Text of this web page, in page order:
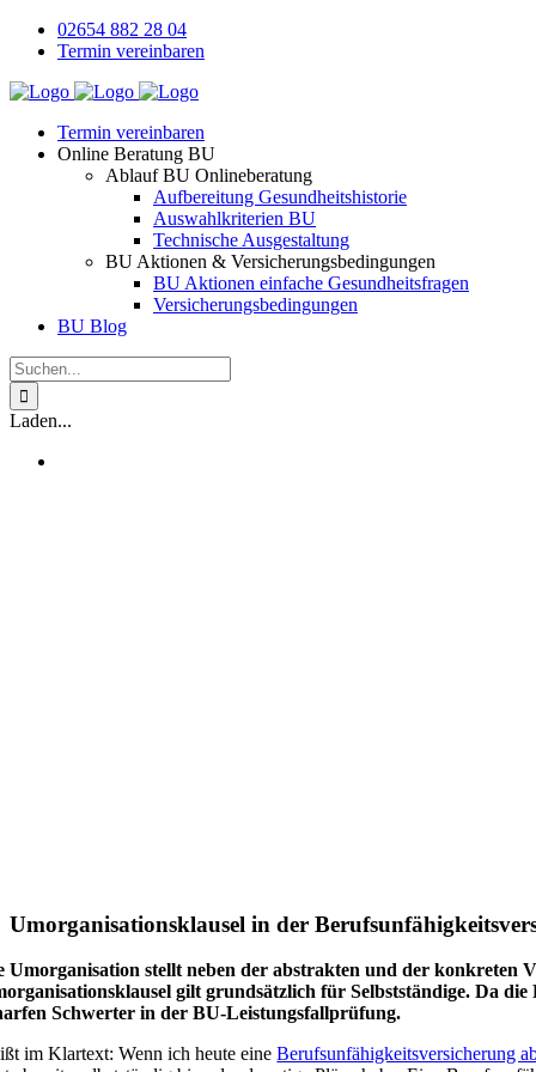
Zum
Inhalt
02654 882 28 04
Termin vereinbaren
Termin vereinbaren
Online Beratung BU
Ablauf BU Onlineberatung
Aufbereitung Gesundheitshistorie
Auswahlkriterien BU
Technische Ausgestaltung
BU Aktionen & Versicherungsbedingungen
BU Aktionen einfache Gesundheitsfragen
Versicherungsbedingungen
BU Blog
Suche
nach:
Laden...
Umorganisationsklausel in der
Umorganisation stellt neben der abstrakten und der konkreten
gilt grundsätzlich für Selbstständige. Da
Schwerter in der BU-Leistungsfallprüfung.
im Klartext: Wenn ich heute eineBerufsunfähigkeitsversicherung